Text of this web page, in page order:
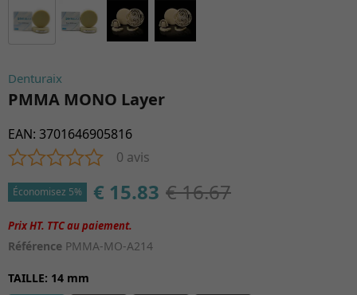
Denturaix
PMMA MONO Layer
EAN: 3701646905816
0 avis
Économisez 5% € 15.83 € 16.67
Référence PMMA-MO-A214
TAILLE: 14 mm